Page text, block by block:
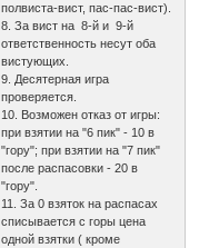
полвиста-вист, пас-пас-вист).
8. За вист на 8-й и 9-й
ответственность несут оба
вистующих.
9. Десятерная игра
проверяется.
10. Возможен отказ от игры:
при взятии на "6 пик" - 10 в
"гору"; при взятии на "7 пик"
после распасовки - 20 в
"гору".
11. За 0 взяток на распасах
списывается с горы цена
одной взятки ( кроме